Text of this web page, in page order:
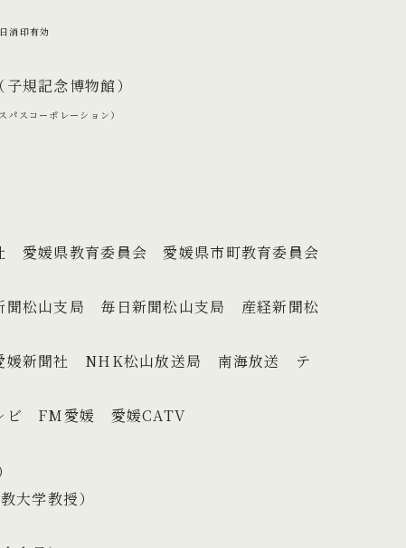
消印有効
記念博物館）
スコーポレーション）
教育委員会 愛媛県市町教育委員会
局 毎日新聞松山支局 産経新聞松
NHK松山放送局 南海放送 テ
愛媛 愛媛CATV
教授）